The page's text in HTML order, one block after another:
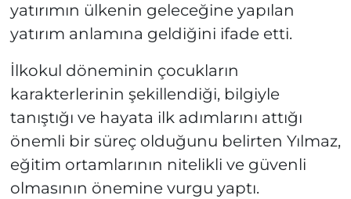
yatırımın ülkenin geleceğine yapılan
yatırım anlamına geldiğini ifade etti.
İlkokul döneminin çocukların
karakterlerinin şekillendiği, bilgiyle
tanıştığı ve hayata ilk adımlarını attığı
önemli bir süreç olduğunu belirten Yılmaz,
eğitim ortamlarının nitelikli ve güvenli
olmasının önemine vurgu yaptı.